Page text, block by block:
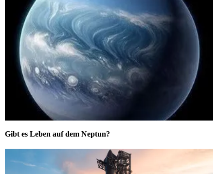
Gibt es Leben auf dem Neptun?